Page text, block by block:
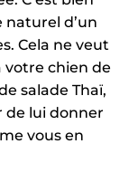
d’un
Cela ne veut
votre chien de
salade Thaï,
de lui donner
vous en